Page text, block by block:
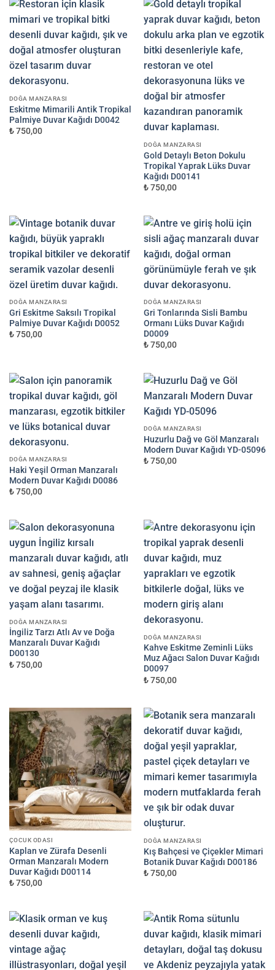
DOĞA MANZARASI
Eskitme Mimarili Antik Tropikal
Palmiye Duvar Kağıdı D0042
₺ 750,00
DOĞA MANZARASI
Gold Detaylı Beton Dokulu
Tropikal Yaprak Lüks Duvar
Kağıdı D00141
₺ 750,00
DOĞA MANZARASI
Gri Eskitme Saksılı Tropikal
Palmiye Duvar Kağıdı D0052
₺ 750,00
DOĞA MANZARASI
Gri Tonlarında Sisli Bambu
Ormanı Lüks Duvar Kağıdı
D0009
₺ 750,00
DOĞA MANZARASI
Haki Yeşil Orman Manzaralı
Modern Duvar Kağıdı D0086
₺ 750,00
DOĞA MANZARASI
Huzurlu Dağ ve Göl Manzaralı
Modern Duvar Kağıdı YD-05096
₺ 750,00
DOĞA MANZARASI
İngiliz Tarzı Atlı Av ve Doğa
Manzaralı Duvar Kağıdı
D00130
₺ 750,00
DOĞA MANZARASI
Kahve Eskitme Zeminli Lüks
Muz Ağacı Salon Duvar Kağıdı
D0097
₺ 750,00
ÇOCUK ODASI
Kaplan ve Zürafa Desenli
Orman Manzaralı Modern
Duvar Kağıdı D00114
₺ 750,00
DOĞA MANZARASI
Kış Bahçesi ve Çiçekler Mimari
Botanik Duvar Kağıdı D00186
₺ 750,00